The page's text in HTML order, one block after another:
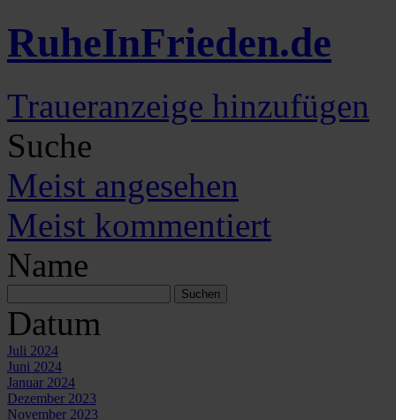
RuheInFrieden.de
Traueranzeige hinzufügen
Suche
Meist angesehen
Meist kommentiert
Name
Datum
Juli 2024
Juni 2024
Januar 2024
Dezember 2023
November 2023